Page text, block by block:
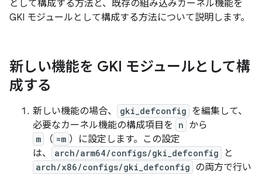
として構成する方法と、既存の組み込みカーネル機能を
GKI モジュールとして構成する方法について説明します。
新しい機能を GKI モジュールとして構
成する
新しい機能の場合、 gki_defconfig を編集して、
必要なカーネル機能の構成項目を
n から
m （ =m ）に設定します。この設定
は、
arch/arm64/configs/gki_defconfig と
arch/x86/configs/gki_defconfig の両方で行い